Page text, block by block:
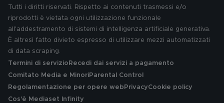
Tutti i diritti riservati. Rispetto ai contenuti trasmessi e/o
riprodotti è vietata ogni utilizzazione funzionale
all'addestramento di sistemi di intelligenza artificiale generativa.
È altresì fatto divieto espresso di utilizzare mezzi automatizzati
di data scraping.
Termini di servizio Recedi dai servizi a pagamento
Comitato Media e MinoriParental Control
Regolamentazione per opere web PrivacyCookie policy
Cos'è Mediaset Infinity